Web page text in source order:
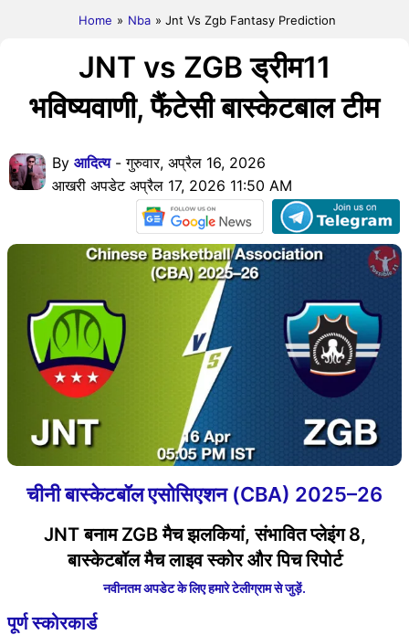
Home » Nba » Jnt Vs Zgb Fantasy Prediction
JNT vs ZGB ड्रीम11
भविष्यवाणी, फैंटेसी बास्केटबाल टीम
By आदित्य- गुरुवार, अप्रैल 16, 2026
आखरी अपडेट अप्रैल 17, 2026 11:50 AM
चीनी बास्केटबॉल एसोसिएशन (CBA) 2025–26
JNT बनाम ZGB मैच झलकियां, संभावित प्लेइंग 8,
बास्केटबॉल मैच लाइव स्कोर और पिच रिपोर्ट
नवीनतम अपडेट के लिए हमारे टेलीग्राम से जुड़ें.
पूर्ण स्कोरकार्ड